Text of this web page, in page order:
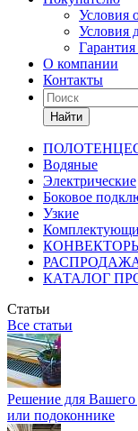
Условия
Условия
О компании
Контакты
Найти
Водяные
Электрические
Боковое
Узкие
КАТАЛОГ
Статьи
Все статьи
Решение для Вашего
или подоконнике